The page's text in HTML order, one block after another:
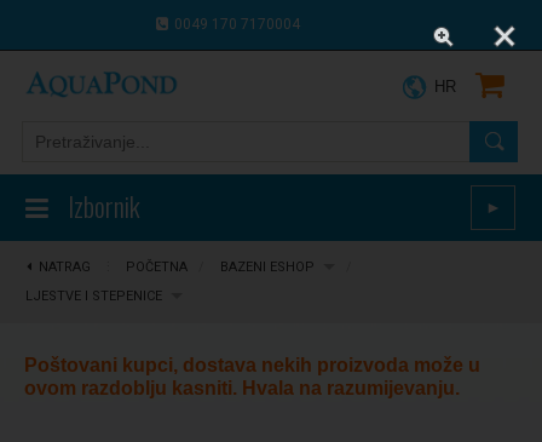
0049 170 7170004
Izbornik ►
HR
NATRAG POČETNA BAZENI ESHOP
LJESTVE I STEPENICE
Poštovani kupci, dostava nekih proizvoda može u
ovom razdoblju kasniti. Hvala na razumijevanju.